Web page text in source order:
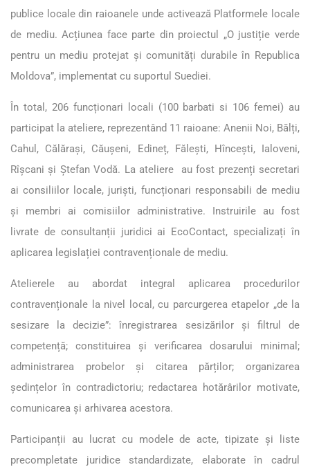
publice locale din raioanele unde activează Platformele locale
de mediu. Acțiunea face parte din proiectul „O justiție verde
pentru un mediu protejat și comunități durabile în Republica
Moldova”, implementat cu suportul Suediei.
În total, 206 funcționari locali (100 barbati si 106 femei) au
participat la ateliere, reprezentând 11 raioane: Anenii Noi, Bălți,
Cahul, Călărași, Căușeni, Edineț, Fălești, Hîncești, Ialoveni,
Rîșcani și Ștefan Vodă. La ateliere au fost prezenți secretari
ai consiliilor locale, juriști, funcționari responsabili de mediu
și membri ai comisiilor administrative. Instruirile au fost
livrate de consultanții juridici ai EcoContact, specializați în
aplicarea legislației contravenționale de mediu.
Atelierele au abordat integral aplicarea procedurilor
contravenționale la nivel local, cu parcurgerea etapelor „de la
sesizare la decizie”: înregistrarea sesizărilor și filtrul de
competență; constituirea și verificarea dosarului minimal;
administrarea probelor și citarea părților; organizarea
ședințelor în contradictoriu; redactarea hotărârilor motivate,
comunicarea și arhivarea acestora.
Participanții au lucrat cu modele de acte, tipizate și liste
precompletate juridice standardizate, elaborate în cadrul